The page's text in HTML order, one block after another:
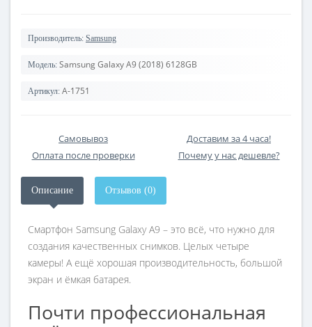
Производитель: Samsung
Модель: Samsung Galaxy A9 (2018) 6128GB
Артикул: A-1751
Самовывоз
Доставим за 4 часа!
Оплата после проверки
Почему у нас дешевле?
Описание Отзывов (0)
Смартфон Samsung Galaxy A9 – это всё, что нужно для
создания качественных снимков. Целых четыре
камеры! А ещё хорошая производительность, большой
экран и ёмкая батарея.
Почти профессиональная